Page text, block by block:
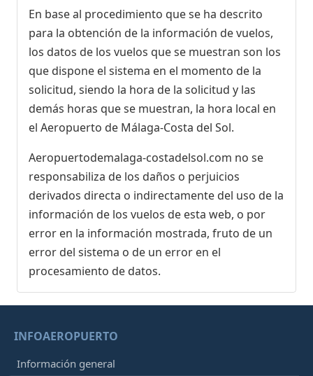
En base al procedimiento que se ha descrito
para la obtención de la información de vuelos,
los datos de los vuelos que se muestran son los
que dispone el sistema en el momento de la
solicitud, siendo la hora de la solicitud y las
demás horas que se muestran, la hora local en
el Aeropuerto de Málaga-Costa del Sol.
Aeropuertodemalaga-costadelsol.com no se
responsabiliza de los daños o perjuicios
derivados directa o indirectamente del uso de la
información de los vuelos de esta web, o por
error en la información mostrada, fruto de un
error del sistema o de un error en el
procesamiento de datos.
INFOAEROPUERTO
Información general